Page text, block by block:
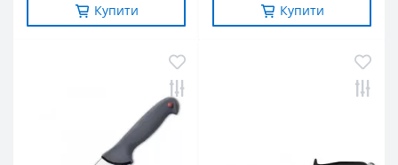
Купити Купити